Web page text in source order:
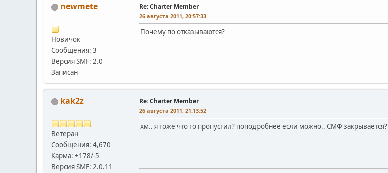
newmete
Новичок
Сообщения: 3
Версия SMF: 2.0
Записан
Re: Charter Member
26 августа 2011, 20:57:33
Почему по отказываются?
kak2z
Ветеран
Сообщения: 4,670
Карма: +178/-5
Версия SMF: 2.0.11
Re: Charter Member
26 августа 2011, 21:13:52
хм.. я тоже что то пропустил? поподробнее если можно.. СМФ закрывается?